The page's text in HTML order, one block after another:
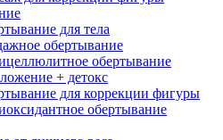
для тела
обертывание
обертывание
+ детокс
для коррекции фигуры
обертывание